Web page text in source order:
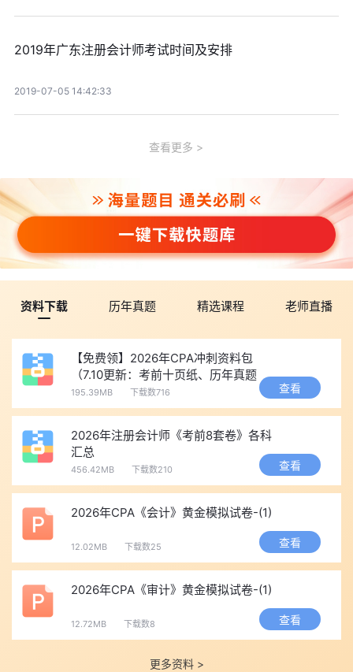
2019年广东注册会计师考试时间及安排
2019-07-05 14:42:33
查看更多
资料下载 历年真题 精选课程 老师直播
【免费领】2026年CPA冲刺资料包
（7.10更新：考前十页纸、历年真题
等）
195.39MB 下载数716 查看
2026年注册会计师《考前8套卷》各科
汇总
456.42MB 下载数210 查看
2026年CPA《会计》黄金模拟试卷-(1)
12.02MB 下载数25 查看
2026年CPA《审计》黄金模拟试卷-(1)
12.72MB 下载数8 查看
更多资料 >